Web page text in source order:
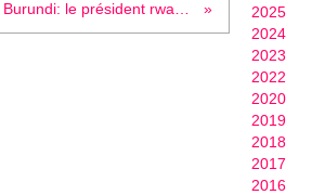
2025
2024
2023
2022
2020
2019
2018
2017
2016